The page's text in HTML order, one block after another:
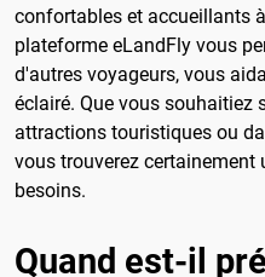
confortables et accueillants
plateforme eLandFly vous
d'autres voyageurs, vous
éclairé. Que vous souhaitiez
attractions touristiques ou
vous trouverez certainement
besoins.
Quand est-il